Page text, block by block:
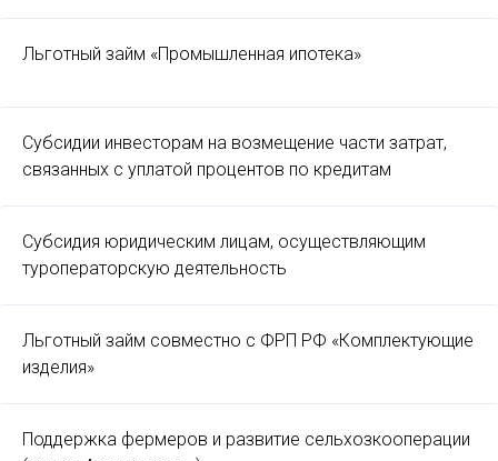
Льготный займ «Промышленная ипотека»
Субсидии инвесторам на возмещение части затрат,
связанных с уплатой процентов по кредитам
Субсидия юридическим лицам, осуществляющим
туроператорскую деятельность
Льготный займ совместно с ФРП РФ «Комплектующие
изделия»
Поддержка фермеров и развитие сельхозкооперации